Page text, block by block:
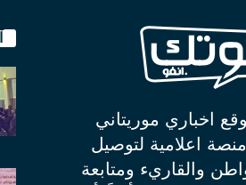
اخباري موريتاني
اعلامية لتوصيل
والقاريء ومتابعة